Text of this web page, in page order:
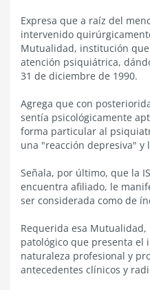
Expresa que a raíz del
intervenido
Mutualidad, institución
atención psiquiátrica,
31 de diciembre de 1990.
Agrega que con
sentía psicológicamente
forma particular al
una "reacción depresiva" y
Señala, por último, que la
encuentra afiliado, le
ser considerada como de
Requerida esa
patológico que presenta el
naturaleza profesional y
antecedentes clínicos y